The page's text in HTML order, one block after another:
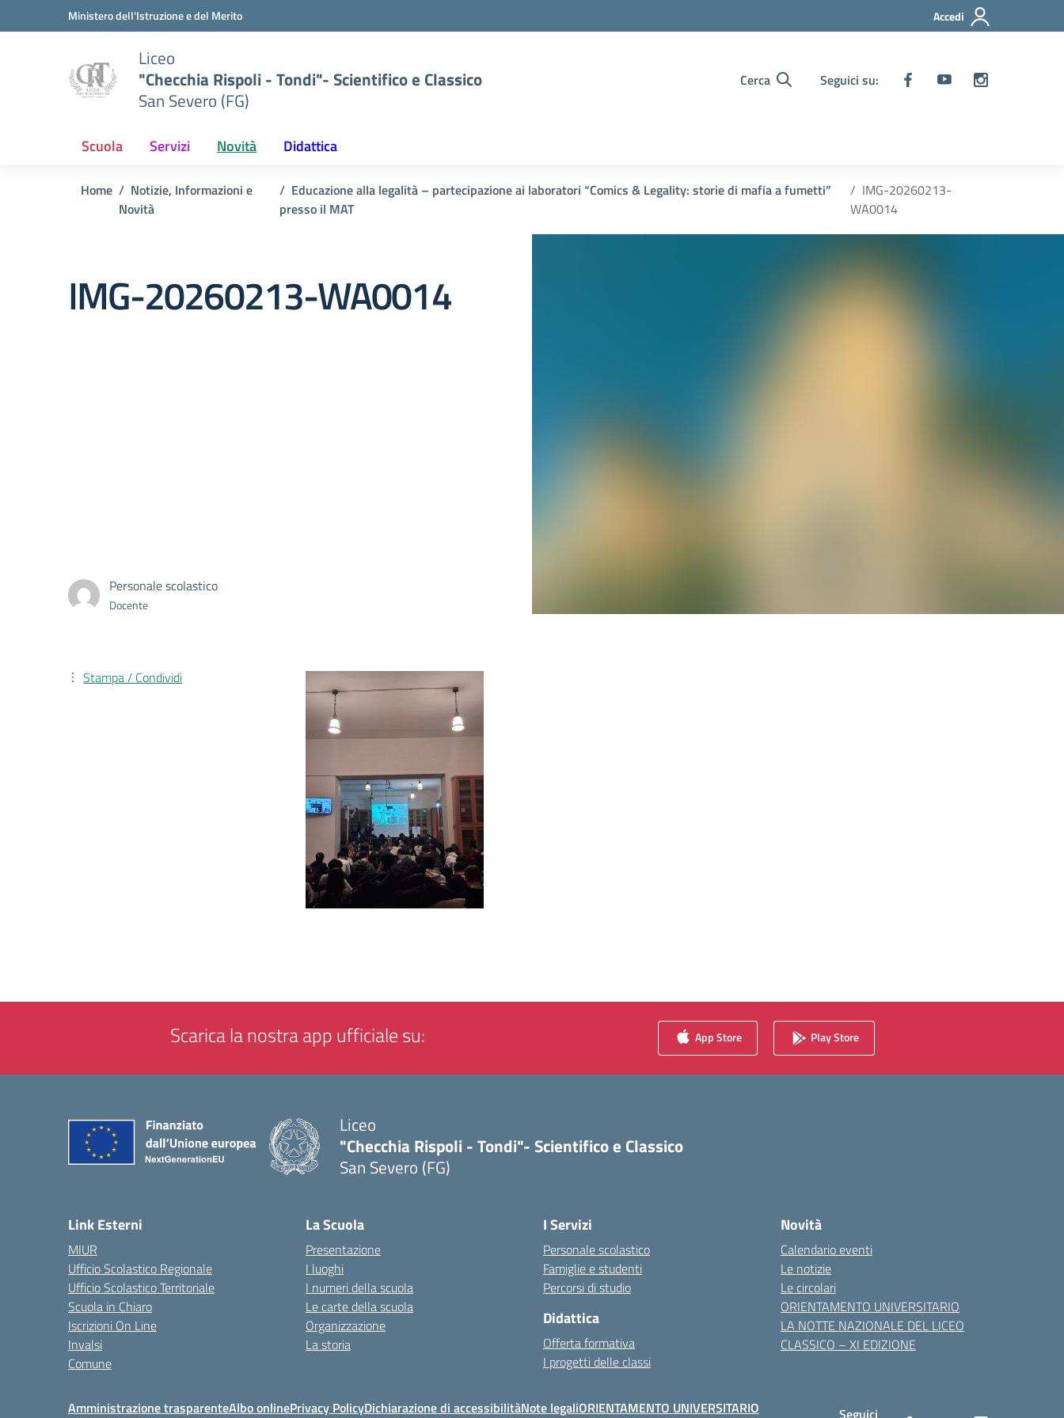
Vai ai contenuti
Vai al menu di navigazioneMinistero dell'Istruzione e del Merito Accedi
Liceo
"Checchia Rispoli - Tondi"- Scientifico e Classico
San Severo (FG)
Cerca Seguici su:
Scuola Servizi Novità Didattica
Home
Notizie, Informazioni e
Novità
Educazione alla legalità – partecipazione ai laboratori “Comics & Legality: storie di mafia a fumetti”
presso il MAT
IMG-20260213-
WA0014
IMG-20260213-WA0014
Personale scolastico
Docente
Stampa / Condividi
Scarica la nostra app ufficiale su: App Store Play Store
Liceo
"Checchia Rispoli - Tondi"- Scientifico e Classico
San Severo (FG)
Link Esterni
MIUR
Ufficio Scolastico Regionale
Ufficio Scolastico Territoriale
Scuola in Chiaro
Iscrizioni On Line
Invalsi
Comune
La Scuola
Presentazione
I luoghi
I numeri della scuola
Le carte della scuola
Organizzazione
La storia
I Servizi
Personale scolastico
Famiglie e studenti
Percorsi di studio
Didattica
Offerta formativa
I progetti delle classi
Novità
Calendario eventi
Le notizie
Le circolari
ORIENTAMENTO UNIVERSITARIO
LA NOTTE NAZIONALE DEL LICEO
CLASSICO – XI EDIZIONE
Amministrazione trasparenteAlbo onlinePrivacy PolicyDichiarazione di accessibilitàNote legaliORIENTAMENTO UNIVERSITARIO
Seguici